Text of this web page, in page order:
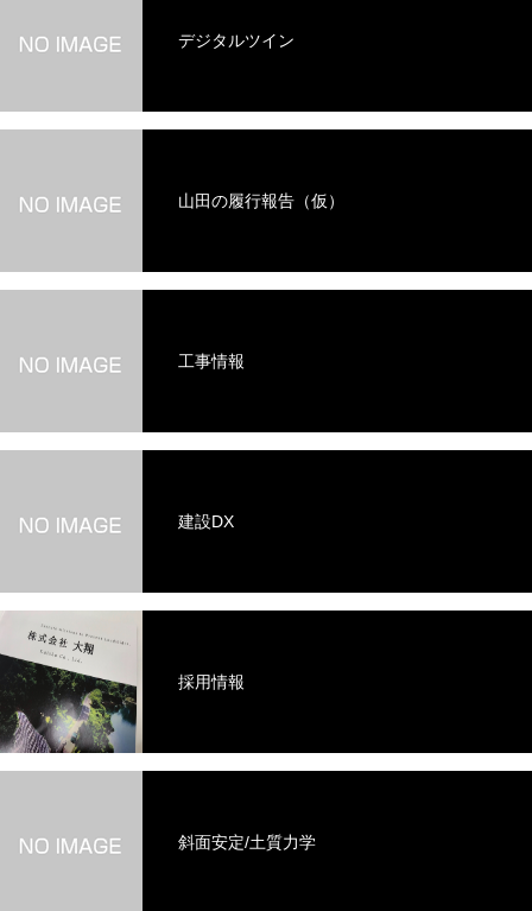
デジタルツイン
山田の履行報告（仮）
工事情報
建設DX
採用情報
斜面安定/土質力学